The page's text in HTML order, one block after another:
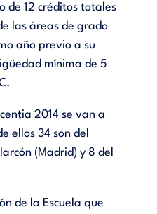
de 12 créditos totales
las áreas de grado
año previo a su
mínima de 5
2014 se van a
ellos 34 son del
(Madrid) y 8 del
de la Escuela que